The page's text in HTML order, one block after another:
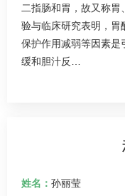
二指肠和胃，故又称
验与临床研究表明，胃
保护作用减弱等因素是
缓和胆汁反…
姓名： 孙丽莹